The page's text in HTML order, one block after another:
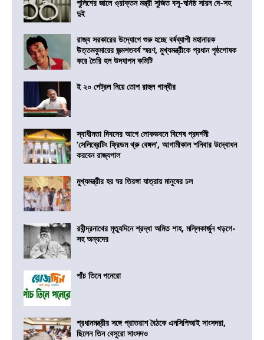
পুলিশের জালে ও্রাক্তন মন্ত্রী সুজিত বসু-ঘনিষ্ঠ সায়ন দে-সহ
দুই
রাজ্য সরকারের উদ্যোগে শুরু হচ্ছে বর্ষব্যাপী মহানায়ক
উত্তমকুমারের জন্মশতবর্ষ স্মরণ, মুখ্যমন্ত্রীকে প্রধান পৃষ্ঠপোষক
করে তৈরি হল উদযাপন কমিটি
ই ২০ পেট্রল নিয়ে তোপ রাহুল গান্ধীর
স্বাধীনতা দিবসের আগে লোকভবনে বিশেষ প্রদর্শনী
‘সেলিব্রেটিং ফ্রিডম থ্রু বেঙ্গল’, আগামীকাল শনিবার উদ্বোধন
করবেন রাজ্যপাল
মুখ্যমন্ত্রীর হর ঘর তিরঙ্গা যাত্রায় মানুষের ঢল
রবীন্দ্রনাথের মৃত্যুদিনে শ্রদ্ধা অমিত শাহ, মল্লিকার্জুন খড়গে-
সহ অন্যদের
পাঁচ তিনে পনেরো
প্রধানমন্ত্রীর সঙ্গে প্রাতরাশ বৈঠকে এনসিপিআই সাংসদরা,
ছিলেন তিন বেসুরো সাংসদও